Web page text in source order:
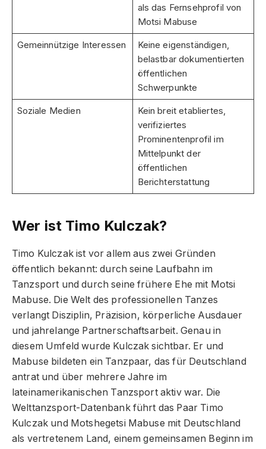
als das Fernsehprofil von
Motsi Mabuse
Gemeinnützige Interessen
Keine eigenständigen,
belastbar dokumentierten
öffentlichen
Schwerpunkte
Soziale Medien
Kein breit etabliertes,
verifiziertes
Prominentenprofil im
Mittelpunkt der
öffentlichen
Berichterstattung
Wer ist Timo Kulczak?
Timo Kulczak ist vor allem aus zwei Gründen
öffentlich bekannt: durch seine Laufbahn im
Tanzsport und durch seine frühere Ehe mit Motsi
Mabuse. Die Welt des professionellen Tanzes
verlangt Disziplin, Präzision, körperliche Ausdauer
und jahrelange Partnerschaftsarbeit. Genau in
diesem Umfeld wurde Kulczak sichtbar. Er und
Mabuse bildeten ein Tanzpaar, das für Deutschland
antrat und über mehrere Jahre im
lateinamerikanischen Tanzsport aktiv war. Die
Welttanzsport-Datenbank führt das Paar Timo
Kulczak und Motshegetsi Mabuse mit Deutschland
als vertretenem Land, einem gemeinsamen Beginn im